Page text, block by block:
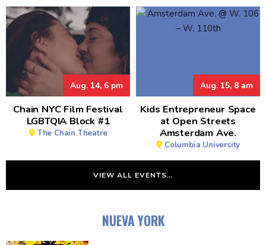
Aug. 14, 6 pm
Chain NYC Film Festival
LGBTQIA Block #1
The Chain Theatre
Aug. 15, 8 am
Kids Entrepreneur Space
at Open Streets
Amsterdam Ave.
Columbia University
VIEW ALL EVENTS…
NUEVA YORK